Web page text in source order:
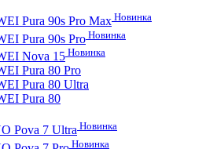
Pura 90s Pro Max Новинка
Pura 90s Pro Новинка
Nova 15 Новинка
Pura 80 Pro
Pura 80 Ultra
Pura 80
Pova 7 Ultra Новинка
Новинка